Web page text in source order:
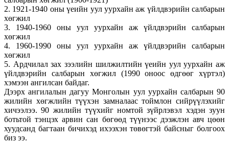
2. 1921-1940 оны үеийн уул уурхайн аж үйлдвэрийн салбарын
хөгжил
3. 1940-1960 оны уул уурхайн аж үйлдвэрийн салбарын
хөгжил
4. 1960-1990 оны уул уурхайн аж үйлдвэрийн салбарын
хөгжил
5. Ардчилал зах зээлийн шилжилтийн үеийн уул уурхайн аж
үйлдвэрийн салбарын хөгжил (1990 оноос өдгөөг хүртэл)
хэмээн ангилсан байдаг.
Дээрх ангилалын дагуу Монголын уул уурхайн салбарын 90
жилийн хөгжлийн түүхэн замналаас тоймлон сийрүүлэхийг
хичээлээ. 90 жилийн түүхийг номтой зүйрлэвэл хэдэн зуун
ботьтой тэнцэх арвин сан бөгөөд түүнээс дээжлэн авч цөөн
хуудсанд багтаан бичихэд ихээхэн төвөгтэй байсныг болгоох
биз ээ.